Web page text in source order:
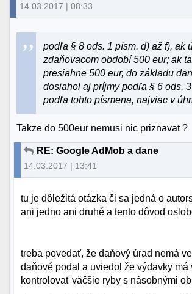
14.03.2017 | 08:33
podľa § 8 ods. 1 písm. d) až f), ak
zdaňovacom období 500 eur; ak
presiahne 500 eur, do základu
dosiahol aj príjmy podľa § 6 ods.
podľa tohto písmena, najviac v
Takze do 500eur nemusi nic priznavat ?
RE: Google AdMob a dane
14.03.2017 | 13:41
tu je dôležitá otázka či sa jedná o
ani jedno ani druhé a tento dôvod
treba povedať, že daňový úrad nemá
daňové podal a uviedol že výdavky
kontrolovať väčšie ryby s násobnými